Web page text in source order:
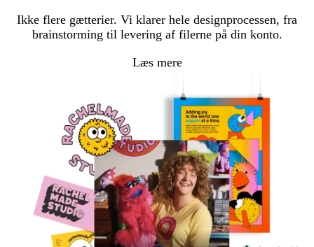
Ikke flere gætterier. Vi klarer hele designprocessen, fra
brainstorming til levering af filerne på din konto.
Læs mere